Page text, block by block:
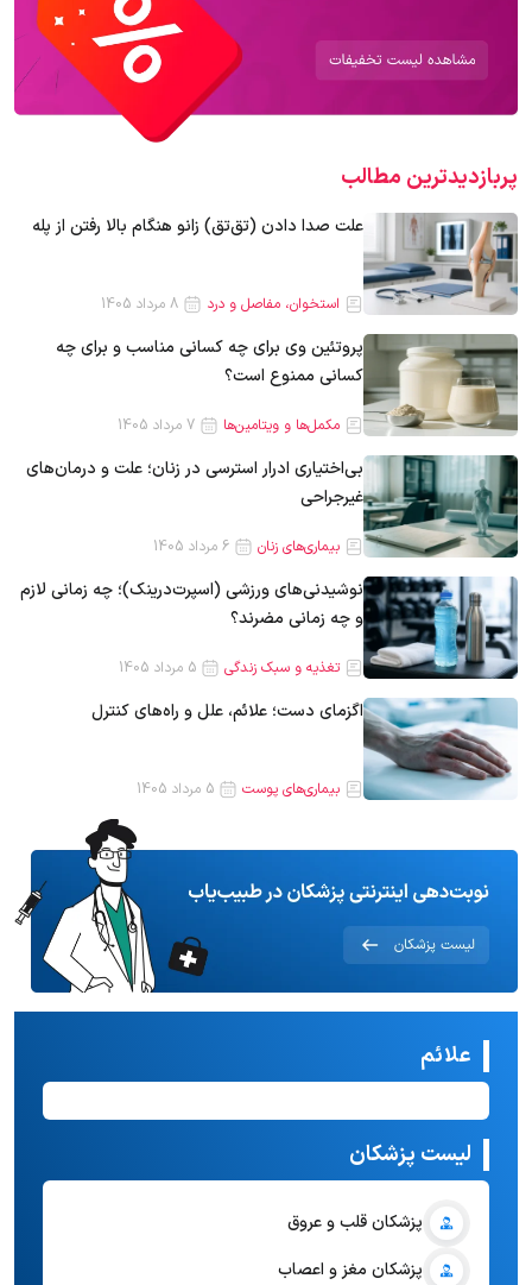
پربازدیدترین‌ مطالب
علت صدا دادن (تق‌تق) زانو هنگام بالا رفتن از پله
استخوان، مفاصل و درد
پروتئین وی برای چه کسانی مناسب و برای چه
کسانی ممنوع است؟
مکمل‌ها و ویتامین‌ها
بی‌اختیاری ادرار استرسی در زنان؛ علت و درمان‌های
غیرجراحی
بیماری‌های زنان
نوشیدنی‌های ورزشی (اسپرت‌درینک)؛ چه زمانی لازم
و چه زمانی مضرند؟
تغذیه و سبک زندگی
اگزمای دست؛ علائم، علل و راه‌های کنترل
بیماری‌های پوست
علائم
لیست پزشکان
پزشکان قلب و عروق
پزشکان مغز و اعصاب